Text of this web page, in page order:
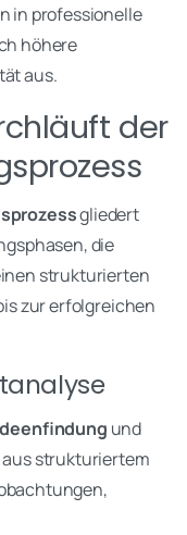
in professionelle
höhere
aus.
der
gliedert
die
strukturierten
zur erfolgreichen
und
strukturiertem